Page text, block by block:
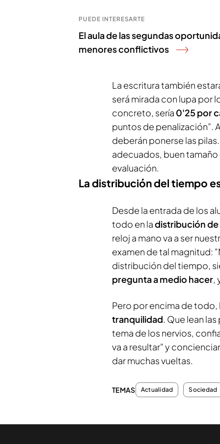
PUEDE INTERESARTE
El aula de las segundas
menores conflictivos
La escritura también
será mirada con lupa por
concreto, sería 0'25 por
puntos de penalización”.
deberán ponerse las
adecuados, buen tamaño
evaluación.
La distribución del tiempo
Desde la entrada de los
todo en ladistribución
reloj a mano va a ser
examen de tal magnitud:
distribución del tiempo,
pregunta a medio hacer,
Pero por encima de
tranquilidad. Que lean
tema de los nervios,
va a resultar" y
dar muchas vueltas.
TEMAS Actualidad Sociedad